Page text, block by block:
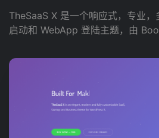
TheSaaS X 是一个响应式，专业，
启动和 WebApp 登陆主题，由